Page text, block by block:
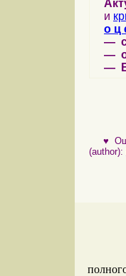
и
о ц
— с
— о
—
♥
(author):